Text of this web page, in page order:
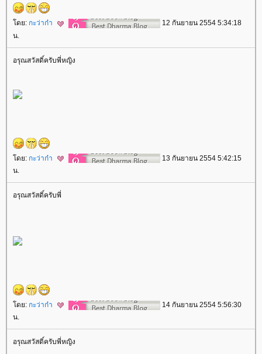
ดย: กะว่าก๋า
12 กันยายน 2554 5:34:18
น.
อรุณสวัสดิ์ครับพี่หญิง
ดย: กะว่าก๋า
13 กันยายน 2554 5:42:15
น.
อรุณสวัสดิ์ครับพี่
ดย: กะว่าก๋า
14 กันยายน 2554 5:56:30
น.
อรุณสวัสดิ์ครับพี่หญิง